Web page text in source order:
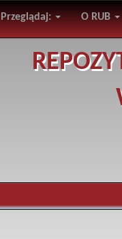
Przeglądaj: O RUB